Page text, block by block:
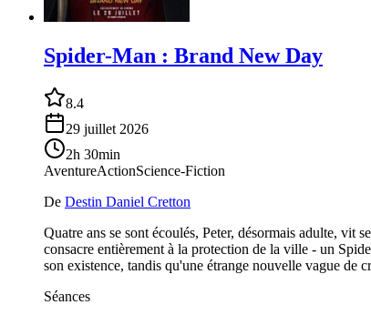
Spider-Man : Brand New Day
8.4
29 juillet 2026
2h 30min
AventureActionScience-Fiction
De Destin Daniel Cretton
Quatre ans se sont écoulés, Peter, désormais adulte, vit
consacre entièrement à la protection de la ville - un
son existence, tandis qu'une étrange nouvelle vague de
Séances